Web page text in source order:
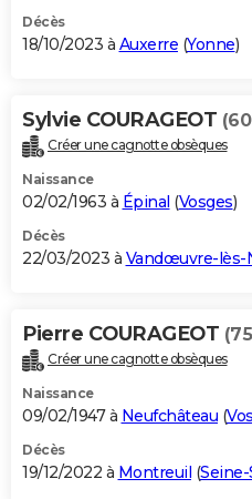
Décès
18/10/2023 à Auxerre (Yonne)
Sylvie COURAGEOT
Créer une cagnotte obsèques
Naissance
02/02/1963 à Épinal (Vosges)
Décès
22/03/2023 à Vandœuvre-lès-
Pierre COURAGEOT
Créer une cagnotte obsèques
Naissance
09/02/1947 à Neufchâteau (
Décès
19/12/2022 à Montreuil (